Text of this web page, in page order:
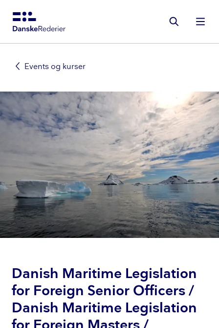
Gå
Events og kurser
Danish Maritime Legislation
for Foreign Senior Officers /
Danish Maritime Legislation